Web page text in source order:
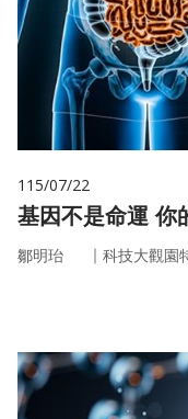
115/07/22
基
鄒明珆 ｜ 科技大觀園